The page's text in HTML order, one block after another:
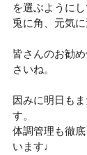
を選ぶように
兎に角、元気
皆さんのお勧
さいね。
因みに明日も
す。
体調管理も徹
います♩